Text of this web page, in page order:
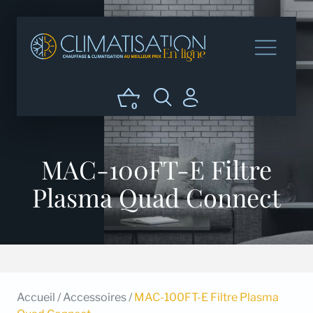
0
MAC-100FT-E Filtre
Plasma Quad Connect
Accueil / Accessoires/ MAC-100FT-E Filtre Plasma